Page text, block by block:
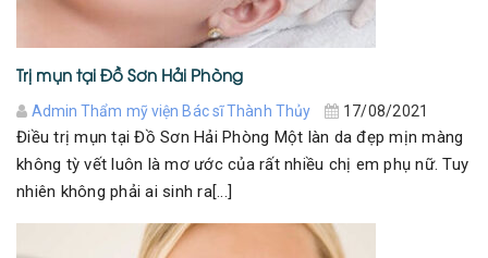
Trị mụn tại Đồ Sơn Hải Phòng
Admin Thẩm mỹ viện Bác sĩ Thành Thủy 17/08/2021
Điều trị mụn tại Đồ Sơn Hải Phòng Một làn da đẹp mịn màng
không tỳ vết luôn là mơ ước của rất nhiều chị em phụ nữ. Tuy
nhiên không phải ai sinh ra[...]